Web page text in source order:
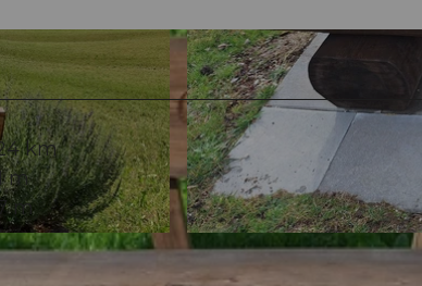
km
m
m